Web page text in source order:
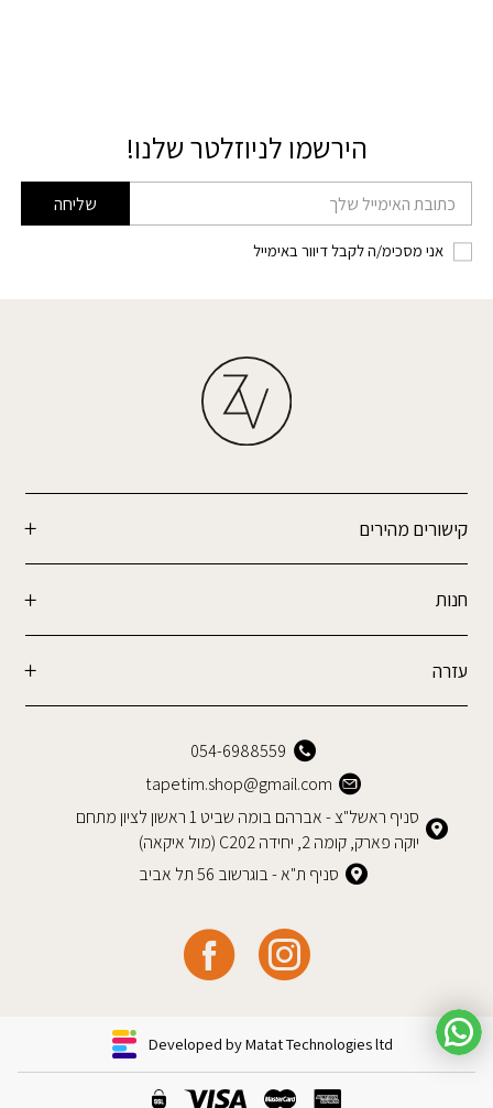
הירשמו לניוזלטר שלנו!
דוא׳׳ל שליחה
אני מסכימ/ה לקבל דיוור באימייל
קישורים מהירים
חנות
עזרה
054-6988559
tapetim.shop@gmail.com
סניף ראשל"צ - אברהם בומה שביט 1 ראשון לציון מתחם
יוקה פארק, קומה 2, יחידה C202 (מול איקאה)
סניף ת"א - בוגרשוב 56 תל אביב
Developed by Matat Technologies ltd